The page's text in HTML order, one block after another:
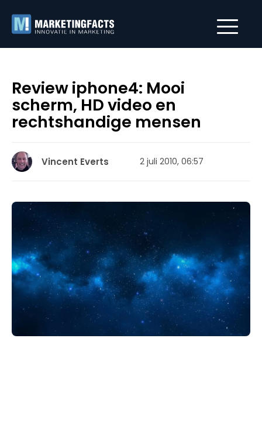
Review iphone4: Mooi
scherm, HD video en
rechtshandige mensen
Vincent Everts 2 juli 2010, 06:57